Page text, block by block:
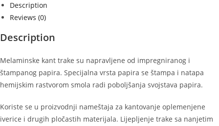
22×0.4
quantity
Description
Reviews (0)
Description
Melaminske kant trake su napravljene od impregniranog i
štampanog papira. Specijalna vrsta papira se štampa i natapa
hemijskim rastvorom smola radi poboljšanja svojstava papira.
Koriste se u proizvodnji nameštaja za kantovanje oplemenjene
iverice i drugih pločastih materijala. Lijepljenje trake sa nanjetim